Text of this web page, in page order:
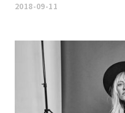
2018-09-11